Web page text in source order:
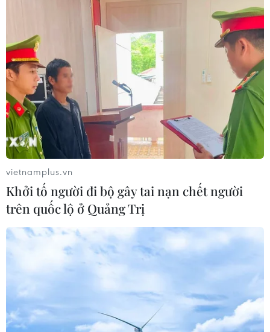
vietnamplus.vn
Khởi tố người đi bộ gây tai nạn chết người
trên quốc lộ ở Quảng Trị